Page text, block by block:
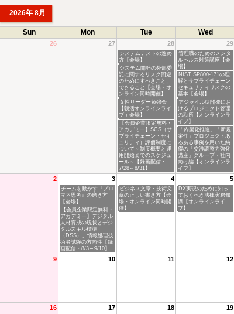
2026年 8月
Sun Mon Tue Wed
26 27 28 29
2 3 4 5
9 10 11 12
16 17 18 19
システムテストの進め
方【会場】
管理職のためのメンタ
ルヘルス対策講座【会
場】
システム開発の外部委
託に関するリスク回避
のためにすべきこと、
できること【会場・オ
ンライン同時開催】
NIST SP800-171の理
解とサプライチェーン
セキュリティリスクの
基本【会場】
女性リーダー勉強会
【朝活オンラインライ
ブ＋会場】
アジャイル型開発にお
けるプロジェクト管理
の勘所【オンラインラ
イブ】
【会員企業限定無料・
アカデミー】SCS（サ
プライチェーン・セキ
ュリティ）評価制度に
ついて～制度概要と運
用開始までのスケジュ
ール～【録画配信・
7/28～8/31】
「内製化推進」「新規
案件」プロジェクトあ
るある事例を用いた納
得の「交渉調整力強化
講座」グループ・社内
向け編【オンラインラ
イブ】
チームを動かす『プロ
マネ思考』の磨き方
【会場】
ビジネス文章・技術文
章の正しい書き方【会
場・オンライン同時開
催】
DX実現のために知っ
ておくべき法律実務知
識【オンラインライ
ブ】
【会員企業限定無料・
アカデミー】デジタル
人材育成の現状とデジ
タルスキル標準
（DSS）、情報処理技
術者試験の方向性【録
画配信・8/3～9/10】